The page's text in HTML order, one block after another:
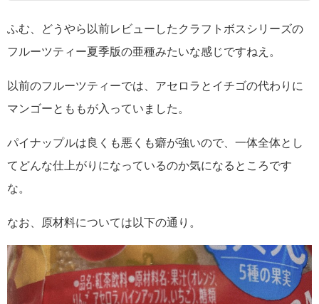
ふむ、どうやら以前レビューしたクラフトボスシリーズの
フルーツティー夏季版の亜種みたいな感じですねえ。
以前のフルーツティーでは、アセロラとイチゴの代わりに
マンゴーとももが入っていました。
パイナップルは良くも悪くも癖が強いので、一体全体とし
てどんな仕上がりになっているのか気になるところです
な。
なお、原材料については以下の通り。